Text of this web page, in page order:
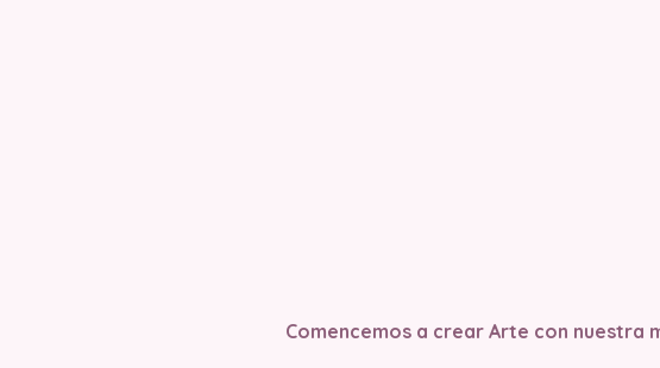
Comencemos a crear Arte con nuestra